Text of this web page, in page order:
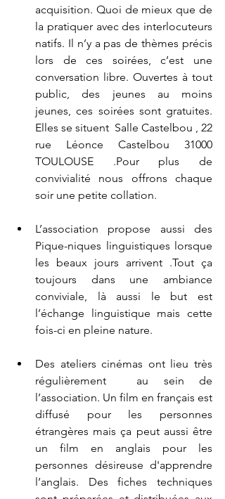
acquisition. Quoi de mieux que de
la pratiquer avec des interlocuteurs
natifs. Il n’y a pas de thèmes précis
lors de ces soirées, c’est une
conversation libre. Ouvertes à tout
public, des jeunes au moins
jeunes, ces soirées sont gratuites.
Elles se situent  Salle Castelbou , 22
rue Léonce Castelbou 31000
TOULOUSE .Pour plus de
convivialité nous offrons chaque
soir une petite collation.
L’association propose aussi des
Pique-niques linguistiques lorsque
les beaux jours arrivent .Tout ça
toujours dans une ambiance
conviviale, là aussi le but est
l’échange linguistique mais cette
fois-ci en pleine nature.
Des ateliers cinémas ont lieu très
régulièrement  au sein de
l’association. Un film en français est
diffusé pour les personnes
étrangères mais ça peut aussi être
un film en anglais pour les
personnes désireuse d'apprendre
l’anglais. Des fiches techniques